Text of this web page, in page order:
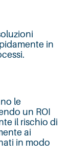
in
le
un ROI
il rischio di
ai
in modo